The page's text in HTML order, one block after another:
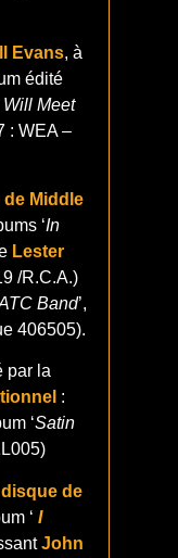
Evans, à
édité
Will Meet
: WEA –
Middle
‘In
Lester
/R.C.A.)
Band’,
406505).
par la
:
‘Satin
de
‘ I
John